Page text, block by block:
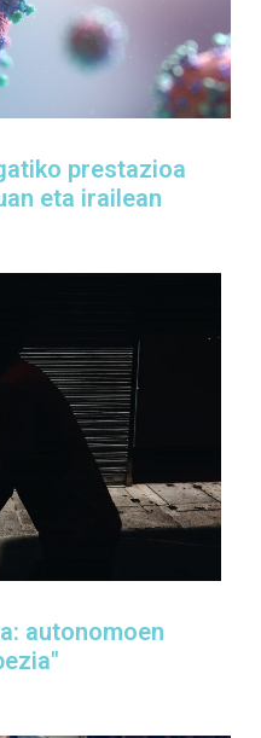
prestazioa
eta irailean
autonomoen